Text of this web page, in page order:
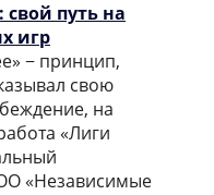
путь на
игр
− принцип,
свою
на
«Лиги
«Независимые